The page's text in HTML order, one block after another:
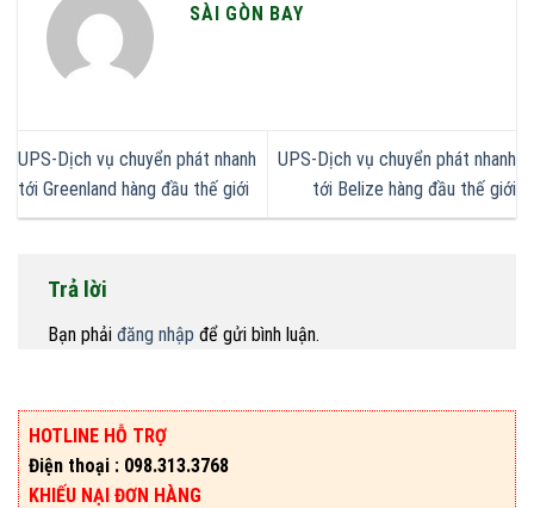
SÀI GÒN BAY
UPS-Dịch vụ chuyển phát nhanh
tới Greenland hàng đầu thế giới
UPS-Dịch vụ chuyển phát nhanh
tới Belize hàng đầu thế giới
Trả lời
Bạn phải đăng nhập để gửi bình luận.
HOTLINE HỖ TRỢ
Điện thoại : 098.313.3768
KHIẾU NẠI ĐƠN HÀNG